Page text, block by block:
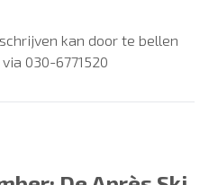
kan door te bellen
030-6771520